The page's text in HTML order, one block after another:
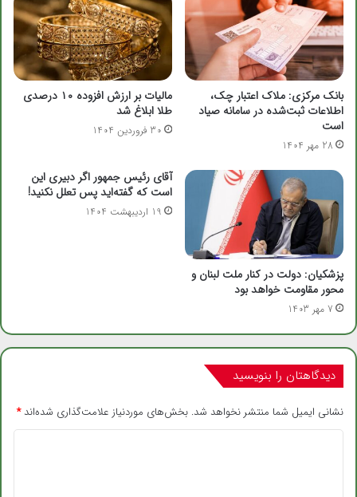
بانک مرکزی: ملاک اعتبار چک،
اطلاعات ثبت‌شده در سامانه صیاد
است
28 مهر 1404
مالیات بر ارزش افزوده ۱۰ درصدی
طلا ابلاغ شد
30 فروردین 1404
پزشکیان: دولت در کنار ملت لبنان و
محور مقاومت خواهد بود
7 مهر 1403
آقای رئیس جمهور اگر دبیری این
است که گفته‌اید پس تعلل نکنید!
19 اردیبهشت 1404
دیدگاهتان را بنویسید
نشانی ایمیل شما منتشر نخواهد شد. بخش‌های موردنیاز علامت‌گذاری شده‌اند*